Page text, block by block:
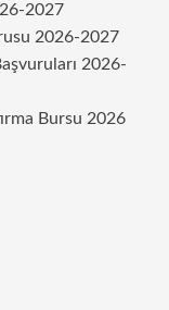
2027
2026-2027
2026-
Bursu 2026